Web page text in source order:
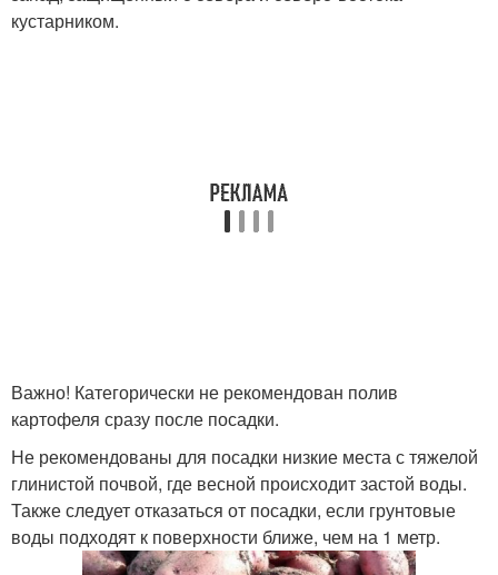
кустарником.
Важно! Категорически не рекомендован полив
картофеля сразу после посадки.
Не рекомендованы для посадки низкие места с тяжелой
глинистой почвой, где весной происходит застой воды.
Также следует отказаться от посадки, если грунтовые
воды подходят к поверхности ближе, чем на 1 метр.